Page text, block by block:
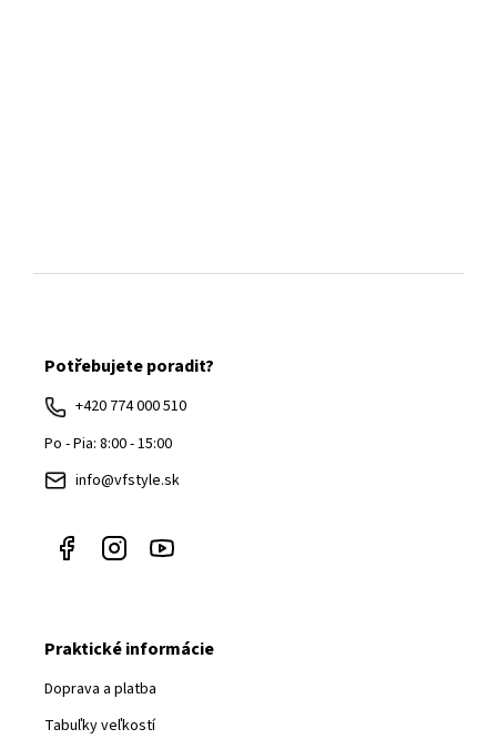
Potřebujete poradit?
+420 774 000 510
Po - Pia: 8:00 - 15:00
info@vfstyle.sk
Praktické informácie
Doprava a platba
Tabuľky veľkostí